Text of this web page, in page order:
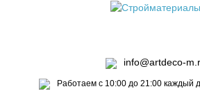
info@artdeco-
Работаем с 10:00 до 21:00 каждый